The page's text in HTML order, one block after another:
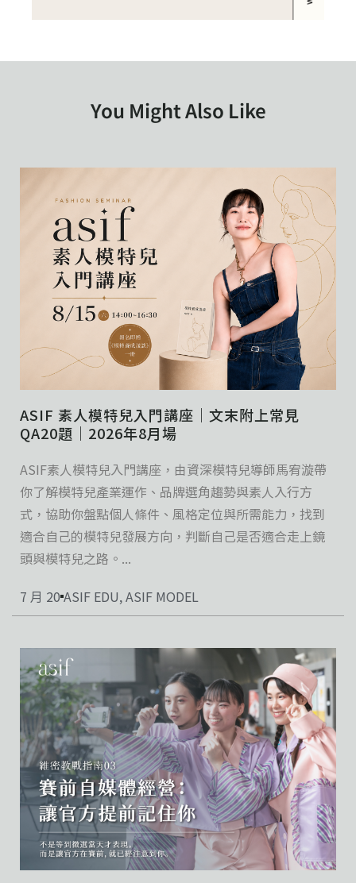
You Might Also Like
ASIF 素人模特兒入門講座｜文末附上常見
QA20題｜2026年8月場
ASIF素人模特兒入門講座，由資深模特兒導師馬宥漩帶
你了解模特兒產業運作、品牌選角趨勢與素人入行方
式，協助你盤點個人條件、風格定位與所需能力，找到
適合自己的模特兒發展方向，判斷自己是否適合走上鏡
頭與模特兒之路。...
7 月 20 ASIF EDU,ASIF MODEL